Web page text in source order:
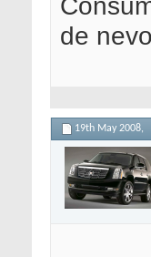
de
19th May 2008,